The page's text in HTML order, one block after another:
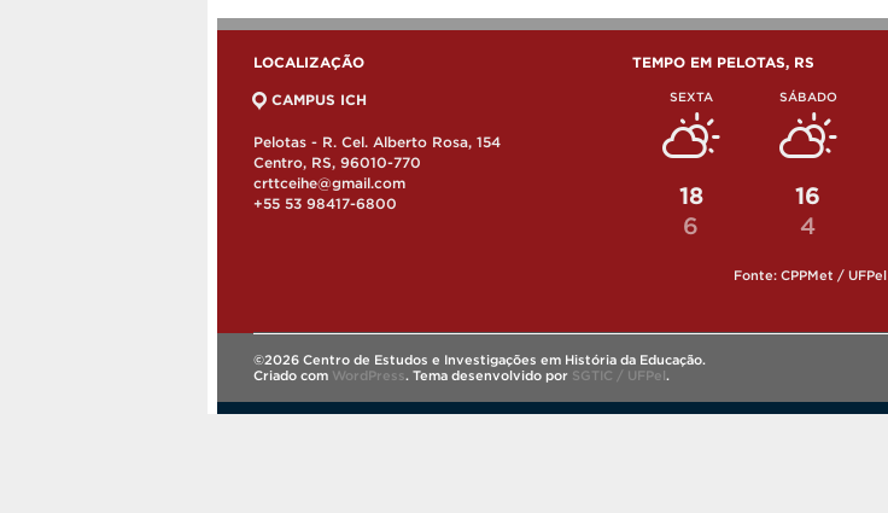
LOCALIZAÇÃO
CAMPUS ICH
Pelotas - R. Cel. Alberto Rosa, 154
Centro, RS, 96010-770
crttceihe@gmail.com
+55 53 98417-6800
TEMPO EM PELOTAS, RS
SEXTA
18
6
SÁBADO
16
4
Fonte: CPPMet / UFPel
©2026 Centro de Estudos e Investigações em História da Educação.
Criado com WordPress. Tema desenvolvido por SGTIC / UFPel.